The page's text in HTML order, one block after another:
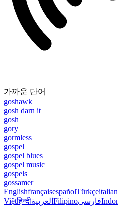
가까운 단어
goshawk
gosh darn it
gosh
gory
gormless
gospel
gospel blues
gospel music
gospels
gossamer
EnglishfrançaisespañolTürkçe
Việtहिन्दीالعربية Filipinoفارسی